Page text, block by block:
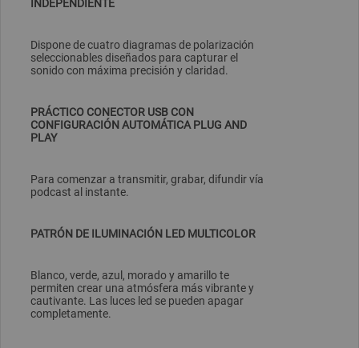
INDEPENDIENTE
Dispone de cuatro diagramas de polarización
seleccionables diseñados para capturar el
sonido con máxima precisión y claridad.
PRÁCTICO CONECTOR USB CON
CONFIGURACIÓN AUTOMÁTICA PLUG AND
PLAY
Para comenzar a transmitir, grabar, difundir vía
podcast al instante.
PATRÓN DE ILUMINACIÓN LED MULTICOLOR
Blanco, verde, azul, morado y amarillo te
permiten crear una atmósfera más vibrante y
cautivante. Las luces led se pueden apagar
completamente.